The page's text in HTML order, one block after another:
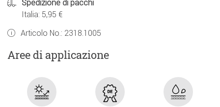
Spedizione di pacchi
Italia: 5,95 €
Articolo No.: 2318.1005
Aree di applicazione